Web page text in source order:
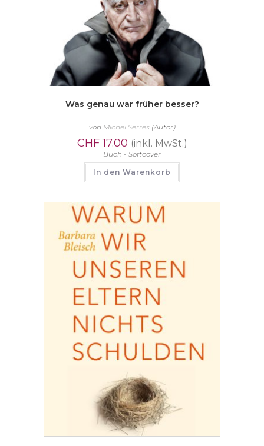
Was genau war früher besser?
von Michel Serres (Autor)
CHF17.00 (inkl. MwSt.)
Buch - Softcover
In den Warenkorb